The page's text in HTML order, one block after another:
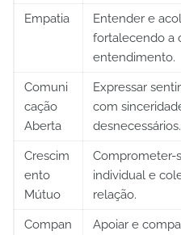
Empatia
Entender e
fortalecendo a
entendimento.
Comuni
cação
Aberta
Expressar
com
desnecessários.
Crescim
ento
Mútuo
Comprometer-
individual e
relação.
Compan
Apoiar e